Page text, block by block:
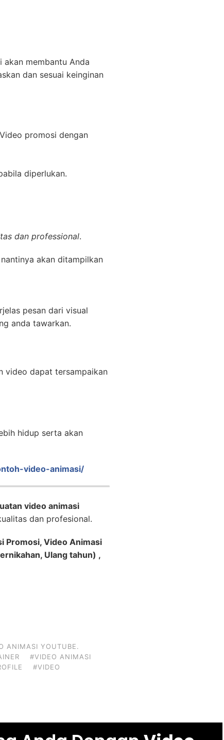
akan membantu Anda
dan sesuai keinginan
promosi dengan
diperlukan.
dan professional.
akan ditampilkan
pesan dari visual
anda tawarkan.
video dapat tersampaikan
hidup serta akan
video-animasi/
video animasi
dan profesional.
Promosi, Video Animasi
Ulang tahun) ,
ANIMASI YOUTUBE.
#VIDEO ANIMASI
#VIDEO